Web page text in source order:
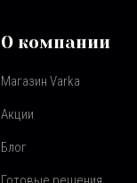
О компании
Магазин Varka
Акции
Блог